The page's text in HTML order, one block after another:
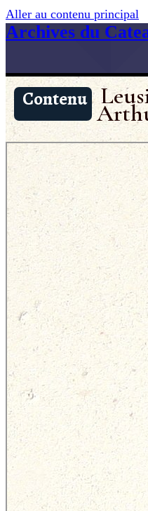
Aller au contenu principal
Archives du
Contenu